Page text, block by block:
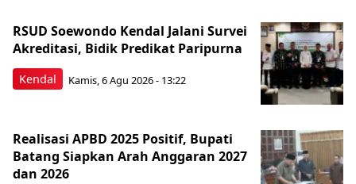
Kendal
RSUD Soewondo Kendal Jalani Survei
Akreditasi, Bidik Predikat Paripurna
Kamis, 6 Agu 2026 - 13:22
Realisasi APBD 2025 Positif, Bupati
Batang Siapkan Arah Anggaran 2027
dan 2026